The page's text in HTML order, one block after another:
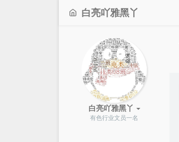
白亮吖雅黑丫
白亮吖雅黑丫
有色行业文员一名